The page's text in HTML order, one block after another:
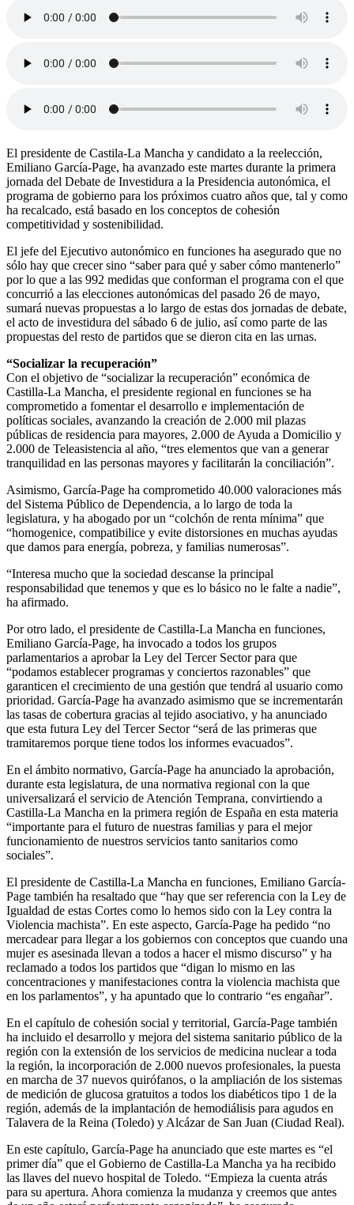
El presidente de Castila-La Mancha y candidato a la reelección,
Emiliano García-Page, ha avanzado este martes durante la primera
jornada del Debate de Investidura a la Presidencia autonómica, el
programa de gobierno para los próximos cuatro años que, tal y como
ha recalcado, está basado en los conceptos de cohesión
competitividad y sostenibilidad.
El jefe del Ejecutivo autonómico en funciones ha asegurado que no
sólo hay que crecer sino “saber para qué y saber cómo mantenerlo”
por lo que a las 992 medidas que conforman el programa con el que
concurrió a las elecciones autonómicas del pasado 26 de mayo,
sumará nuevas propuestas a lo largo de estas dos jornadas de debate,
el acto de investidura del sábado 6 de julio, así como parte de las
propuestas del resto de partidos que se dieron cita en las urnas.
“Socializar la recuperación”
Con el objetivo de “socializar la recuperación” económica de
Castilla-La Mancha, el presidente regional en funciones se ha
comprometido a fomentar el desarrollo e implementación de
políticas sociales, avanzando la creación de 2.000 mil plazas
públicas de residencia para mayores, 2.000 de Ayuda a Domicilio y
2.000 de Teleasistencia al año, “tres elementos que van a generar
tranquilidad en las personas mayores y facilitarán la conciliación”.
Asimismo, García-Page ha comprometido 40.000 valoraciones más
del Sistema Público de Dependencia, a lo largo de toda la
legislatura, y ha abogado por un “colchón de renta mínima” que
“homogenice, compatibilice y evite distorsiones en muchas ayudas
que damos para energía, pobreza, y familias numerosas”.
“Interesa mucho que la sociedad descanse la principal
responsabilidad que tenemos y que es lo básico no le falte a nadie”,
ha afirmado.
Por otro lado, el presidente de Castilla-La Mancha en funciones,
Emiliano García-Page, ha invocado a todos los grupos
parlamentarios a aprobar la Ley del Tercer Sector para que
“podamos establecer programas y conciertos razonables” que
garanticen el crecimiento de una gestión que tendrá al usuario como
prioridad. García-Page ha avanzado asimismo que se incrementarán
las tasas de cobertura gracias al tejido asociativo, y ha anunciado
que esta futura Ley del Tercer Sector “será de las primeras que
tramitaremos porque tiene todos los informes evacuados”.
En el ámbito normativo, García-Page ha anunciado la aprobación,
durante esta legislatura, de una normativa regional con la que
universalizará el servicio de Atención Temprana, convirtiendo a
Castilla-La Mancha en la primera región de España en esta materia
“importante para el futuro de nuestras familias y para el mejor
funcionamiento de nuestros servicios tanto sanitarios como
sociales”.
El presidente de Castilla-La Mancha en funciones, Emiliano García-
Page también ha resaltado que “hay que ser referencia con la Ley de
Igualdad de estas Cortes como lo hemos sido con la Ley contra la
Violencia machista”. En este aspecto, García-Page ha pedido “no
mercadear para llegar a los gobiernos con conceptos que cuando una
mujer es asesinada llevan a todos a hacer el mismo discurso” y ha
reclamado a todos los partidos que “digan lo mismo en las
concentraciones y manifestaciones contra la violencia machista que
en los parlamentos”, y ha apuntado que lo contrario “es engañar”.
En el capítulo de cohesión social y territorial, García-Page también
ha incluido el desarrollo y mejora del sistema sanitario público de la
región con la extensión de los servicios de medicina nuclear a toda
la región, la incorporación de 2.000 nuevos profesionales, la puesta
en marcha de 37 nuevos quirófanos, o la ampliación de los sistemas
de medición de glucosa gratuitos a todos los diabéticos tipo 1 de la
región, además de la implantación de hemodiálisis para agudos en
Talavera de la Reina (Toledo) y Alcázar de San Juan (Ciudad Real).
En este capítulo, García-Page ha anunciado que este martes es “el
primer día” que el Gobierno de Castilla-La Mancha ya ha recibido
las llaves del nuevo hospital de Toledo. “Empieza la cuenta atrás
para su apertura. Ahora comienza la mudanza y creemos que antes